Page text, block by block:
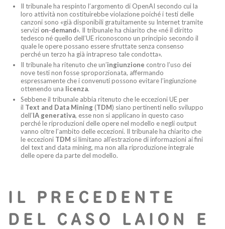
Il tribunale ha respinto l’argomento di OpenAI secondo cui la
loro attività non costituirebbe violazione poiché i testi delle
canzoni sono «già disponibili gratuitamente su Internet tramite
servizi on-demand». Il tribunale ha chiarito che «né il diritto
tedesco né quello dell’UE riconoscono un principio secondo il
quale le opere possano essere sfruttate senza consenso
perché un terzo ha già intrapreso tale condotta».
Il tribunale ha ritenuto che un’ingiunzione contro l’uso dei
nove testi non fosse sproporzionata, affermando
espressamente che i convenuti possono evitare l’ingiunzione
ottenendo una licenza.
Sebbene il tribunale abbia ritenuto che le eccezioni UE per
il Text and Data Mining (TDM) siano pertinenti nello sviluppo
dell’IA generativa, esse non si applicano in questo caso
perché le riproduzioni delle opere nel modello e negli output
vanno oltre l’ambito delle eccezioni. Il tribunale ha chiarito che
le eccezioni TDM si limitano all’estrazione di informazioni ai fini
del text and data mining, ma non alla riproduzione integrale
delle opere da parte del modello.
IL PRECEDENTE
DEL CASO LAION E